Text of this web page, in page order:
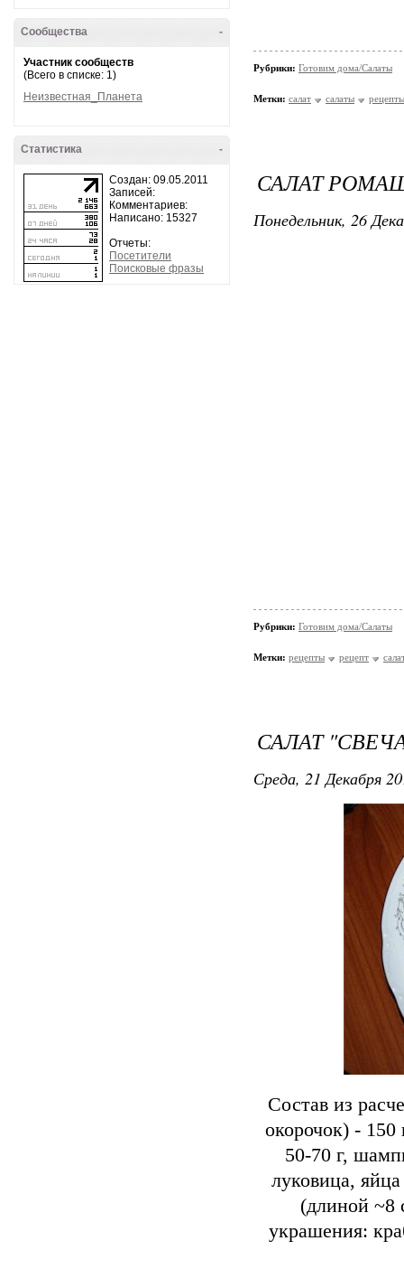
-
Сообщества
Участник сообществ
(Всего в списке: 1)
Неизвестная_Планета
-
Статистика
Создан: 09.05.2011
Записей:
Комментариев:
Написано: 15327
Отчеты:
Посетители
Поисковые фразы
Рубрики: Готовим дома/Салаты
Метки: салат салаты
САЛАТ
Понедельник, 26
Рубрики: Готовим дома/Салаты
Метки: рецепты рецепт
САЛАТ
Среда, 21 Декабря
Состав из
окорочок) -
50-70 г,
луковица,
(длиной ~8
украшения: